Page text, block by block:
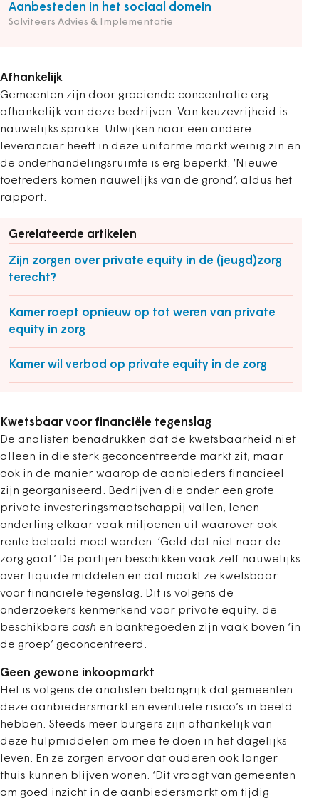
Aanbesteden in het sociaal domein
Solviteers Advies & Implementatie
Afhankelijk
Gemeenten zijn door groeiende concentratie erg
afhankelijk van deze bedrijven. Van keuzevrijheid is
nauwelijks sprake. Uitwijken naar een andere
leverancier heeft in deze uniforme markt weinig zin en
de onderhandelingsruimte is erg beperkt. ‘Nieuwe
toetreders komen nauwelijks van de grond’, aldus het
rapport.
Gerelateerde artikelen
Zijn zorgen over private equity in de (jeugd)zorg
terecht?
Kamer roept opnieuw op tot weren van private
equity in zorg
Kamer wil verbod op private equity in de zorg
Kwetsbaar voor financiële tegenslag
De analisten benadrukken dat de kwetsbaarheid niet
alleen in die sterk geconcentreerde markt zit, maar
ook in de manier waarop de aanbieders financieel
zijn georganiseerd. Bedrijven die onder een grote
private investeringsmaatschappij vallen, lenen
onderling elkaar vaak miljoenen uit waarover ook
rente betaald moet worden. ‘Geld dat niet naar de
zorg gaat.’ De partijen beschikken vaak zelf nauwelijks
over liquide middelen en dat maakt ze kwetsbaar
voor financiële tegenslag. Dit is volgens de
onderzoekers kenmerkend voor private equity: de
beschikbare cash en banktegoeden zijn vaak boven ‘in
de groep’ geconcentreerd.
Geen gewone inkoopmarkt
Het is volgens de analisten belangrijk dat gemeenten
deze aanbiedersmarkt en eventuele risico’s in beeld
hebben. Steeds meer burgers zijn afhankelijk van
deze hulpmiddelen om mee te doen in het dagelijks
leven. En ze zorgen ervoor dat ouderen ook langer
thuis kunnen blijven wonen. ‘Dit vraagt van gemeenten
om goed inzicht in de aanbiedersmarkt om tijdig